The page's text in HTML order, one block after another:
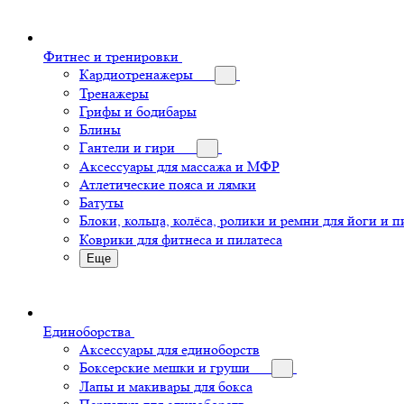
Фитнес и тренировки
Кардиотренажеры
Тренажеры
Грифы и бодибары
Блины
Гантели и гири
Аксессуары для массажа и МФР
Атлетические пояса и лямки
Батуты
Блоки, кольца, колёса, ролики и ремни для йоги и
Коврики для фитнеса и пилатеса
Еще
Единоборства
Аксессуары для единоборств
Боксерские мешки и груши
Лапы и макивары для бокса